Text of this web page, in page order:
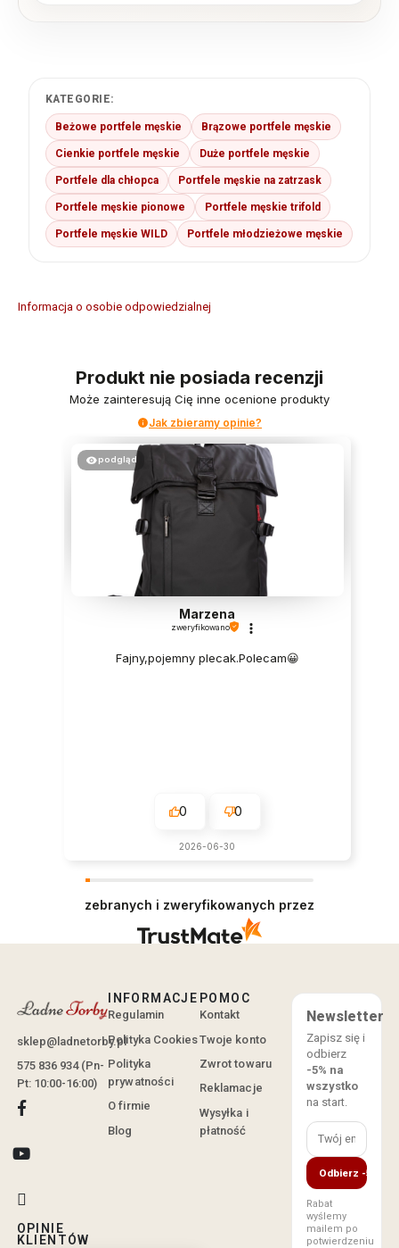
KATEGORIE:
Beżowe portfele męskie Brązowe portfele męskie
Cienkie portfele męskie Duże portfele męskie
Portfele dla chłopca Portfele męskie na zatrzask
Portfele męskie pionowe Portfele męskie trifold
Portfele męskie WILD Portfele młodzieżowe męskie
Informacja o osobie odpowiedzialnej
Produkt nie posiada recenzji
Może zainteresują Cię inne ocenione produkty
Jak zbieramy opinie?
podgląd
Marzena
zweryfikowano
Fajny,pojemny plecak.Polecam😀
0 0
2026-06-30
zebranych i zweryfikowanych przez
sklep@ladnetorby.pl
575 836 934 (Pn-
Pt: 10:00-16:00)
OPINIE
KLIENTÓW
INFORMACJE
Regulamin
Polityka Cookies
Polityka
prywatności
O firmie
Blog
POMOC
Kontakt
Twoje konto
Zwrot towaru
Reklamacje
Wysyłka i
płatność
Newsletter
Zapisz się i
odbierz
-5% na
wszystko
na start.
Odbierz -5%
Rabat
wyślemy
mailem po
potwierdzeniu